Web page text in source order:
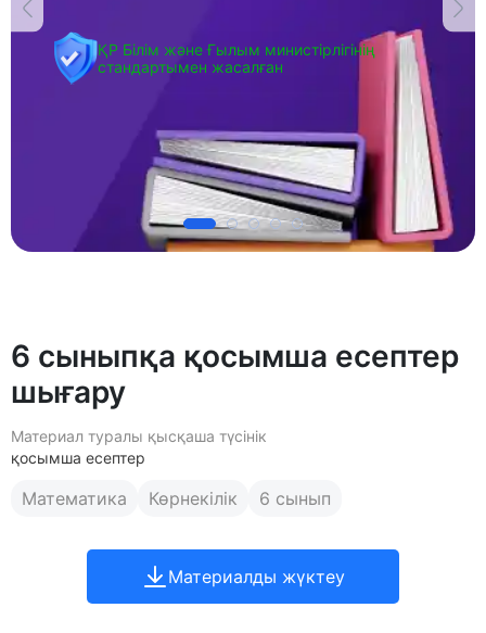
ҚР Білім және Ғылым министірлігінің
стандартымен жасалған
6 сыныпқа қосымша есептер
шығару
Материал туралы қысқаша түсінік
қосымша есептер
Математика Көрнекілік 6 сынып
Материалды жүктеу